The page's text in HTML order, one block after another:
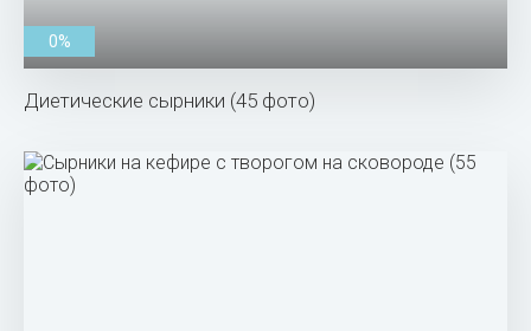
0%
Диетические сырники (45 фото)